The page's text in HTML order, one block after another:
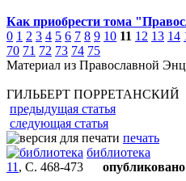
Как приобрести тома
0 1 2 3 4 5 6 7 8 9 10 11 12 13 14
70 71 72 73 74 75
Материал из Православной
ГИЛЬБЕРТ ПОРРЕТАНСКИЙ
предыдущая статья
следующая статья
печать
библиотека
11 , С. 468-473